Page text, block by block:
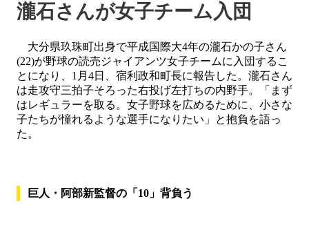
瀧石さんが女子チーム入団
大分県玖珠町出身で平成国際大4年の瀧石かの子さん
(22)が野球の読売ジャイアンツ女子チームに入団するこ
とになり、1月4日、宿利政和町長に報告した。瀧石さん
は走攻守三拍子そろった右投げ左打ちの内野手。「まず
はレギュラーを取る。女子野球を広めるために、小さな
子たちが憧れるような選手になりたい」と抱負を語っ
た。
巨人・阿部新監督の「10」背負う